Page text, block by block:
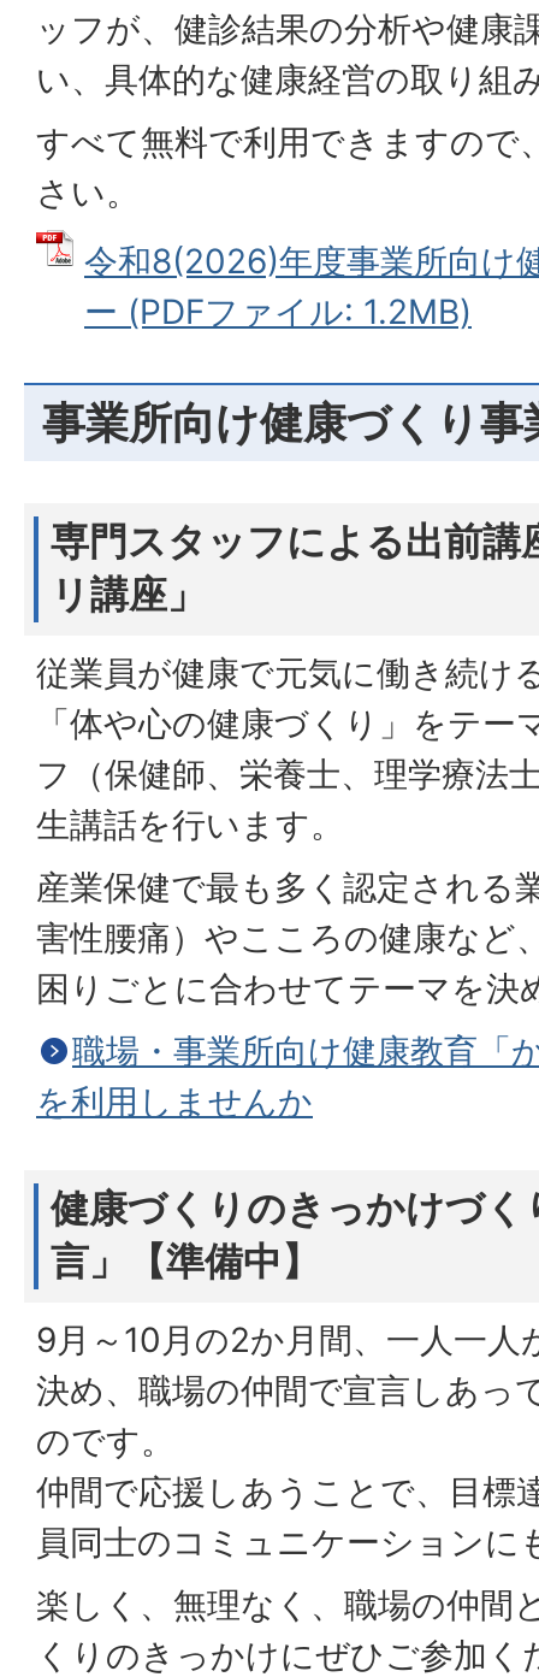
ッフが、健診結果の分析や健康
い、具体的な健康経営の取り組
すべて無料で利用できますので
さい。
令和8(2026)年度事業所向け
ー (PDFファイル: 1.2MB)
事業所向け健康づくり事
専門スタッフによる出前講
リ講座」
従業員が健康で元気に働き続け
「体や心の健康づくり」をテ
フ（保健師、栄養士、理学療法
生講話を行います。
産業保健で最も多く認定される
害性腰痛）やこころの健康など
困りごとに合わせてテーマを決
職場・事業所向け健康教育「
を利用しませんか
健康づくりのきっかけづく
言」【準備中】
9月～10月の2か月間、一人一人
決め、職場の仲間で宣言しあっ
のです。
仲間で応援しあうことで、目標
員同士のコミュニケーションに
楽しく、無理なく、職場の仲間
くりのきっかけにぜひご参加く